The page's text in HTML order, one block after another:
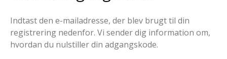
Indtast den e-mailadresse, der blev brugt til din
registrering nedenfor. Vi sender dig information om,
hvordan du nulstiller din adgangskode.